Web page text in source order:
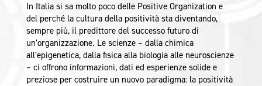
In Italia si sa molto poco delle Positive Organization e
del perché la cultura della positività sta diventando,
sempre più, il predittore del successo futuro di
un’organizzazione. Le scienze – dalla chimica
all’epigenetica, dalla fisica alla biologia alle neuroscienze
– ci offrono informazioni, dati ed esperienze solide e
preziose per costruire un nuovo paradigma: la positività